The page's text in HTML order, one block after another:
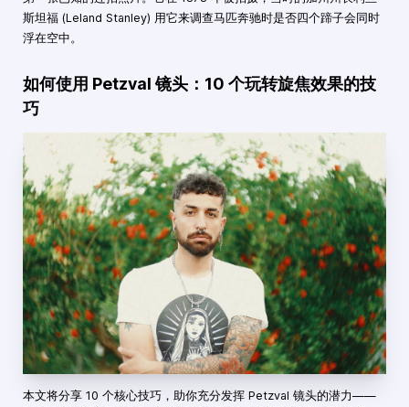
斯坦福 (Leland Stanley) 用它来调查马匹奔驰时是否四个蹄子会同时
浮在空中。
如何使用 Petzval 镜头：10 个玩转旋焦效果的技
巧
本文将分享 10 个核心技巧，助你充分发挥 Petzval 镜头的潜力——